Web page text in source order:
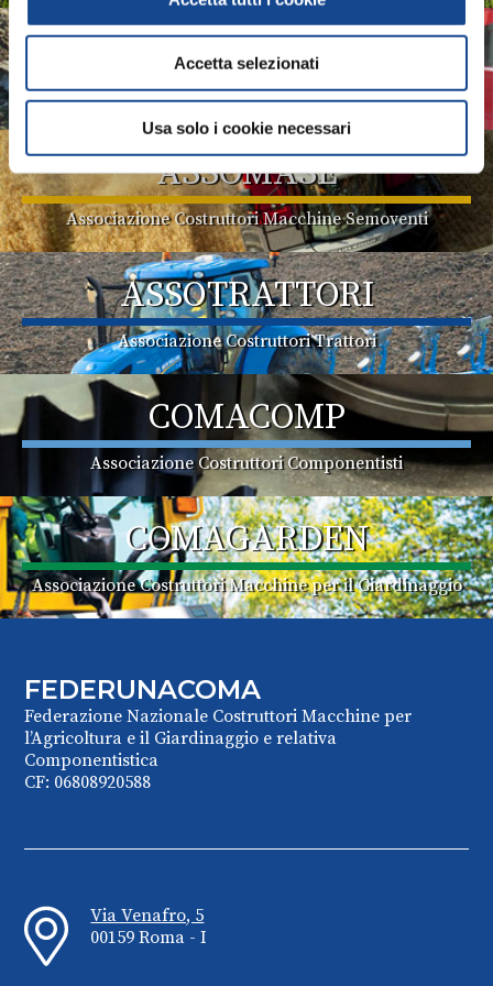
Accetta selezionati
Usa solo i cookie necessari
ASSOMAO
Associazione Costruttori Implements
ASSOMASE
Associazione Costruttori Macchine Semoventi
ASSOTRATTORI
Associazione Costruttori Trattori
COMACOMP
Associazione Costruttori Componentisti
COMAGARDEN
Associazione Costruttori Macchine per il Giardinaggio
FEDERUNACOMA
Federazione Nazionale Costruttori Macchine per
l’Agricoltura e il Giardinaggio e relativa
Componentistica
CF: 06808920588
Via Venafro, 5
00159 Roma - I